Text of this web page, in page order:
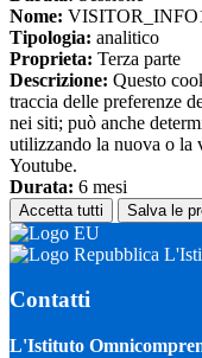
Nome:
Tipologia: analitico
Proprieta: Terza parte
Descrizione: Questo
traccia delle preferenze
nei siti; può anche
utilizzando la nuova o la
Youtube.
Durata: 6 mesi
Accetta tutti Salva le
Contatti
L'Istituto